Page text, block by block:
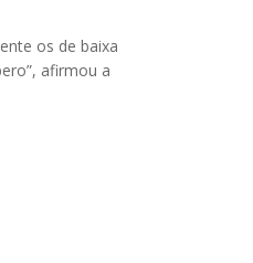
os de baixa
afirmou a